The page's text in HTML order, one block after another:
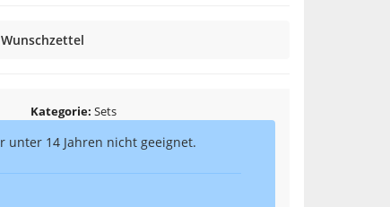
Kategorie Sets
unter 14 Jahren nicht geeignet.